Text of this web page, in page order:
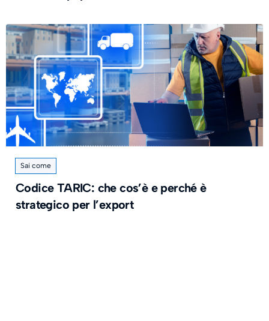
Sai come
Codice TARIC: che cos’è e perché è
strategico per l’export